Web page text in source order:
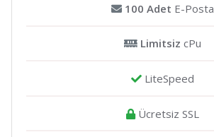
100 Adet E-Posta
Limitsiz cPu
LiteSpeed
Ücretsiz SSL